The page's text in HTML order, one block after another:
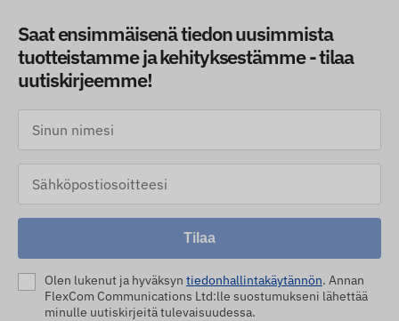
Saat ensimmäisenä tiedon uusimmista
tuotteistamme ja kehityksestämme - tilaa
uutiskirjeemme!
Tilaa
Olen lukenut ja hyväksyn tiedonhallintakäytännön. Annan
FlexCom Communications Ltd:lle suostumukseni lähettää
minulle uutiskirjeitä tulevaisuudessa.